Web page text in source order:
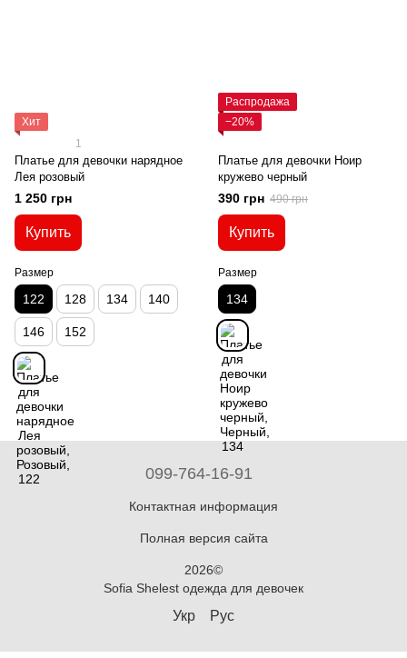
Хит
1
Платье для девочки нарядное
Лея розовый
1 250 грн
Купить
Размер
122 128 134 140
146 152
Распродажа
−20%
Платье для девочки Ноир
кружево черный
390 грн 490 грн
Купить
Размер
134
099-764-16-91
Контактная информация
Полная версия сайта
2026©
Sofia Shelest одежда для девочек
Укр Рус